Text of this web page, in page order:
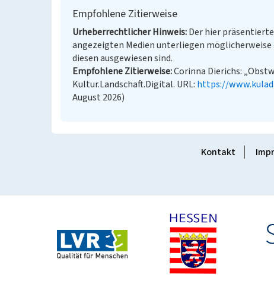
Empfohlene Zitierweise
Urheberrechtlicher Hinweis Der hier
angezeigten Medien unterliegen
diesen ausgewiesen sind.
Empfohlene Zitierweise Corinna Dierichs:
Kultur.Landschaft.Digital. URL: https://
August 2026)
Kontakt